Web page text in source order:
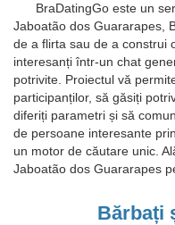
BraDatingGo este un
Jaboatão dos Guararapes,
de a flirta sau de a construi
interesanți într-un chat
potrivite. Proiectul vă
participanților, să găsiți
diferiți parametri și să
de persoane interesante
un motor de căutare unic.
Jaboatão dos Guararapes
Bărbați